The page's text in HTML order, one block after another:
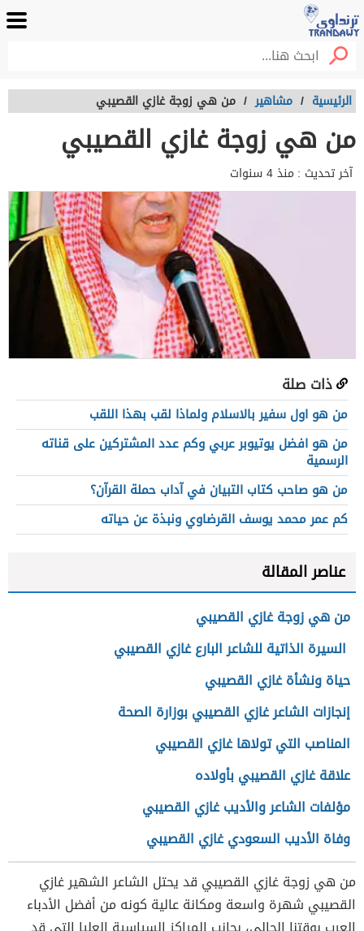
الرئيسية / مشاهير / من هي زوجة غازي القصيبي
من هي زوجة غازي القصيبي
آخر تحديث : منذ 4 سنوات
ذات صلة
من هو اول سفير بالاسلام ولماذا لقب بهذا اللقب
من هو افضل يوتيوبر عربي وكم عدد المشتركين على قناته
الرسمية
من هو صاحب كتاب التبيان في آداب حملة القرآن؟
كم عمر محمد يوسف القرضاوي ونبذة عن حياته
عناصر المقالة
من هي زوجة غازي القصيبي
السيرة الذاتية للشاعر البارع غازي القصيبي
حياة ونشأة غازي القصيبي
إنجازات الشاعر غازي القصيبي بوزارة الصحة
المناصب التي تولاها غازي القصيبي
علاقة غازي القصيبي بأولاده
مؤلفات الشاعر والأديب غازي القصيبي
وفاة الأديب السعودي غازي القصيبي
من هي زوجة غازي القصيبي قد يحتل الشاعر الشهير غازي
القصيبي شهرة واسعة ومكانة عالية كونه من أفضل الأدباء